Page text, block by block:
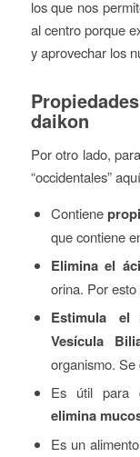
los que nos
al centro porque
y aprovechar los
daikon
Por otro lado,
“occidentales”
Contiene
que contiene
Elimina el
orina. Por
Estimula
Vesícula
organismo. Se
Es útil para
elimina
Es un